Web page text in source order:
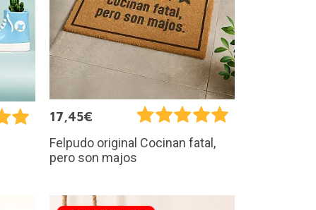
17,45€
Felpudo original Cocinan fatal,
pero son majos